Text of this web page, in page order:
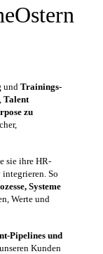
und Trainings-
Talent
zu
sie ihre HR-
So
Systeme
Werte und
Pipelines und
Kunden